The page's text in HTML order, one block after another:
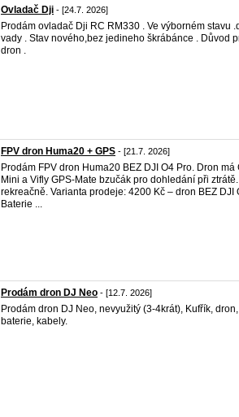
Ovladač Dji - [24.7. 2026]
Prodám ovladač Dji RC RM330 . Ve výborném stavu
vady . Stav nového,bez jedineho škrábánce . Důvod
dron .
FPV dron Huma20 + GPS - [21.7. 2026]
Prodám FPV dron Huma20 BEZ DJI O4 Pro. Dron
Mini a Vifly GPS-Mate bzučák pro dohledání při
rekreačně. Varianta prodeje: 4200 Kč – dron BEZ DJI
Baterie ...
Prodám dron DJ Neo - [12.7. 2026]
Prodám dron DJ Neo, nevyužitý (3-4krát), Kufřík,
baterie, kabely.